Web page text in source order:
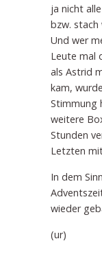
ja nicht
bzw.
Und wer
Leute mal
als Astrid
kam,
Stimmung
weitere
Stunden
Letzten
In dem
wieder
(ur)